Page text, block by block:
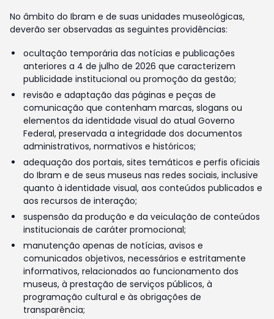
No âmbito do Ibram e de suas unidades museológicas,
deverão ser observadas as seguintes providências:
ocultação temporária das notícias e publicações
anteriores a 4 de julho de 2026 que caracterizem
publicidade institucional ou promoção da gestão;
revisão e adaptação das páginas e peças de
comunicação que contenham marcas, slogans ou
elementos da identidade visual do atual Governo
Federal, preservada a integridade dos documentos
administrativos, normativos e históricos;
adequação dos portais, sites temáticos e perfis oficiais
do Ibram e de seus museus nas redes sociais, inclusive
quanto à identidade visual, aos conteúdos publicados e
aos recursos de interação;
suspensão da produção e da veiculação de conteúdos
institucionais de caráter promocional;
manutenção apenas de notícias, avisos e
comunicados objetivos, necessários e estritamente
informativos, relacionados ao funcionamento dos
museus, à prestação de serviços públicos, à
programação cultural e às obrigações de
transparência;